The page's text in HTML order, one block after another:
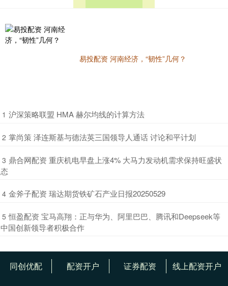
易投配资 河南经济，“韧性”几何？
1 ​沪深策略联盟 HMA 赫尔均线的计算方法
2 ​掌尚策 泽连斯基与德法英三国领导人通话 讨论和平计划
3 ​鼎合网配资 重庆机电早盘上涨4% 大马力发动机需求保持旺盛状
态
4 ​金斧子配资 瑞达期货铁矿石产业日报20250529
5 ​恒盈配资 宝马高翔：正与华为、阿里巴巴、腾讯和Deepseek等
中国创新领导者积极合作
同创优配 配资开户 证券配资 线上配资开户